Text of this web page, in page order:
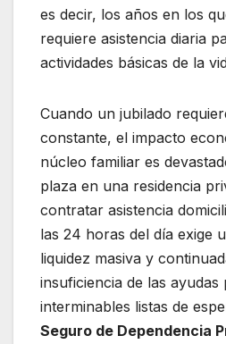
es decir, los años en los
requiere asistencia diaria
actividades básicas de la
Cuando un jubilado
constante, el impacto
núcleo familiar es
plaza en una residencia
contratar asistencia
las 24 horas del día exige
liquidez masiva y
insuficiencia de las ayudas
interminables listas de
Seguro de Dependencia